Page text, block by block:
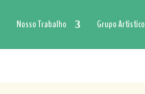
Nosso Trabalho Grupo Artistico